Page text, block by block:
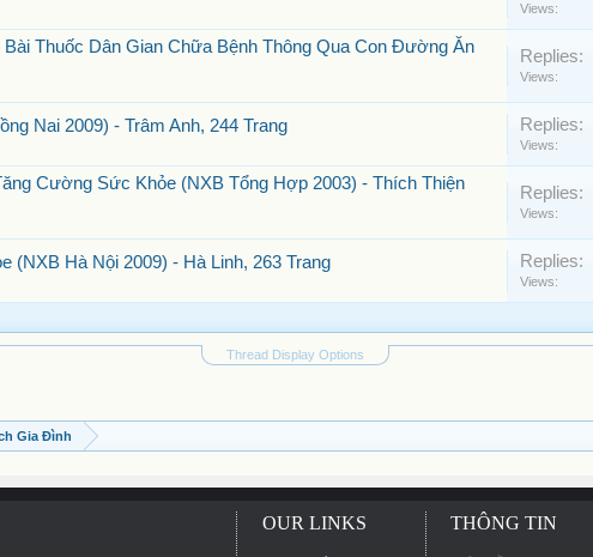
Views:
Thuốc Dân Gian Chữa Bệnh Thông Qua Con Đường Ăn
Replies:
Views:
Nai 2009) - Trâm Anh, 244 Trang Replies:
Views:
Cường Sức Khỏe (NXB Tổng Hợp 2003) - Thích Thiện
Replies:
Views:
(NXB Hà Nội 2009) - Hà Linh, 263 Trang Replies:
Views:
Thread Display Options
Gia Đình
OUR LINKS THÔNG TIN